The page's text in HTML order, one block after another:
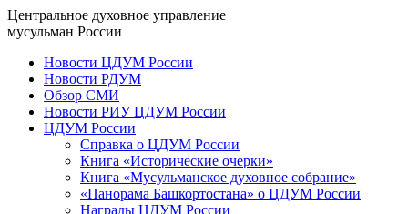
Центральное духовное управление
мусульман России
Новости ЦДУМ России
Новости РДУМ
Обзор СМИ
Новости РИУ ЦДУМ России
ЦДУМ России
Справка о ЦДУМ России
Книга «Исторические очерки»
Книга «Мусульманское духовное собрание»
«Панорама Башкортостана» о ЦДУМ России
Награды ЦДУМ России